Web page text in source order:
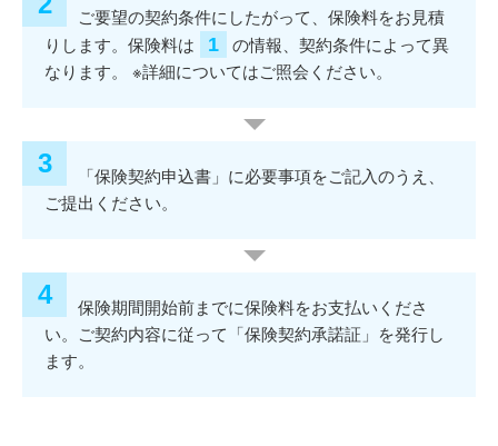
ご要望の契約条件にしたがって、保険料をお見積
りします。保険料は
1
の情報、契約条件によって異
なります。 ※詳細についてはご照会ください。
「保険契約申込書」に必要事項をご記入のうえ、
ご提出ください。
保険期間開始前までに保険料をお支払いくださ
い。ご契約内容に従って「保険契約承諾証」を発行し
ます。